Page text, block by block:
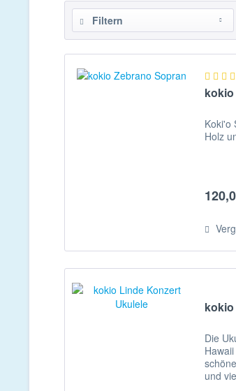
Filtern
Koki'o
Holz
Die
und